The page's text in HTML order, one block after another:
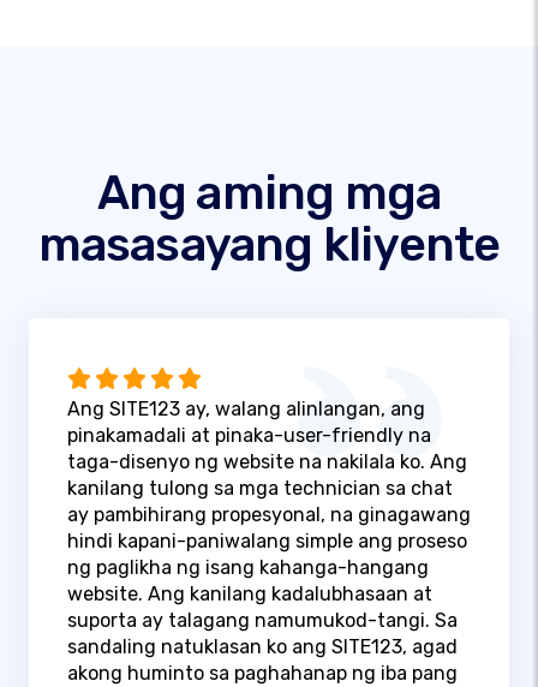
Ang aming mga
masasayang kliyente
Ang SITE123 ay, walang alinlangan, ang
pinakamadali at pinaka-user-friendly na
taga-disenyo ng website na nakilala ko. Ang
kanilang tulong sa mga technician sa chat
ay pambihirang propesyonal, na ginagawang
hindi kapani-paniwalang simple ang proseso
ng paglikha ng isang kahanga-hangang
website. Ang kanilang kadalubhasaan at
suporta ay talagang namumukod-tangi. Sa
sandaling natuklasan ko ang SITE123, agad
akong huminto sa paghahanap ng iba pang